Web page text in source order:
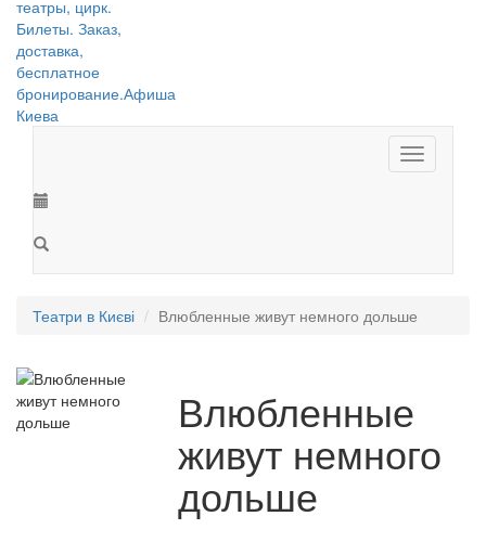
Toggle
navigation
Театри в Києві Влюбленные живут немного дольше
Влюбленные
живут немного
дольше